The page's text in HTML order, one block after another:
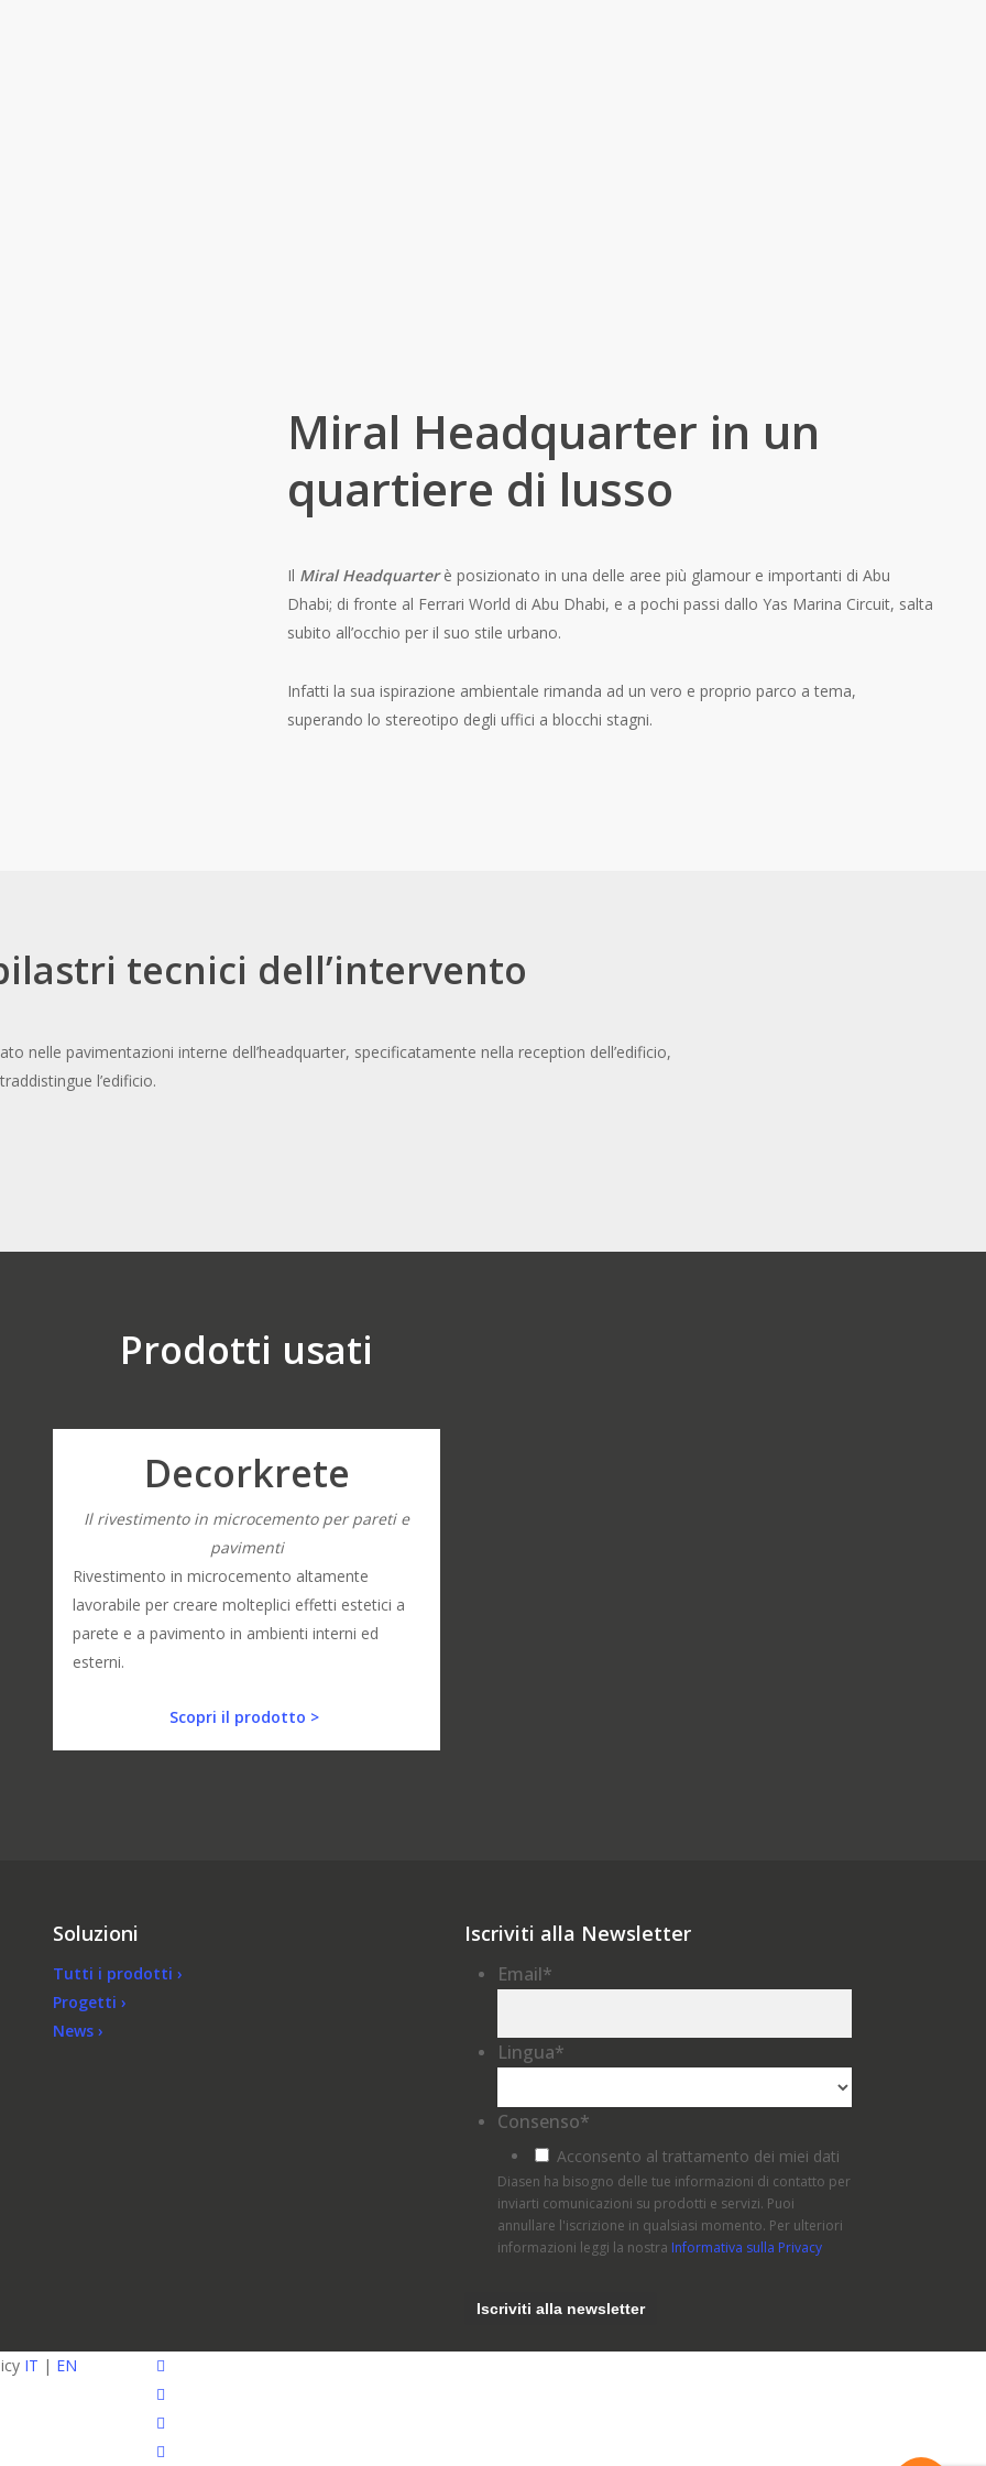
Miral Headquarter in un
quartiere di lusso
Il Miral Headquarterè posizionato in una delle aree più glamour e importanti di Abu
Dhabi; di fronte al Ferrari World di Abu Dhabi, e a pochi passi dallo Yas Marina Circuit, salta
subito all’occhio per il suo stile urbano.
Infatti la sua ispirazione ambientale rimanda ad un vero e proprio parco a tema,
superando lo stereotipo degli uffici a blocchi stagni.
tecnici dell’intervento
nelle pavimentazioni interne dell’headquarter, specificatamente nella reception dell’edificio,
l’edificio.
Prodotti usati
Decorkrete
Il rivestimento in microcemento per pareti e
pavimenti
Rivestimento in microcemento altamente
lavorabile per creare molteplici effetti estetici a
parete e a pavimento in ambienti interni ed
esterni.
Scopri il prodotto >
Soluzioni
Tutti i prodotti ›
Progetti ›
News ›
Iscriviti alla Newsletter
Email*
Lingua*
Consenso*
Acconsento al trattamento dei miei dati
Diasen ha bisogno delle tue informazioni di contatto per
inviarti comunicazioni su prodotti e servizi. Puoi
annullare l'iscrizione in qualsiasi momento. Per ulteriori
informazioni leggi la nostra Informativa sulla Privacy
IT | EN
facebook
pinterest
linkedin
youtube